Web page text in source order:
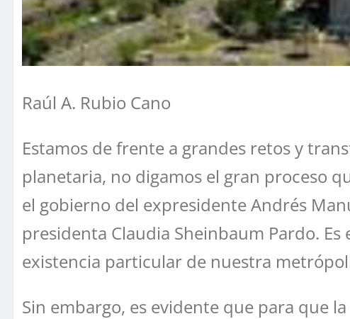
Raúl A. Rubio Cano
Estamos de frente a grandes retos y
planetaria, no digamos el gran proceso
el gobierno del expresidente Andrés
presidenta Claudia Sheinbaum Pardo.
existencia particular de nuestra
Sin embargo, es evidente que para que